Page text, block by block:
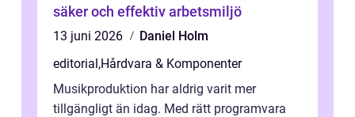
säker och effektiv arbetsmiljö
13 juni 2026
Daniel Holm
editorial,Hårdvara & Komponenter
Musikproduktion har aldrig varit mer
tillgängligt än idag. Med rätt programvara